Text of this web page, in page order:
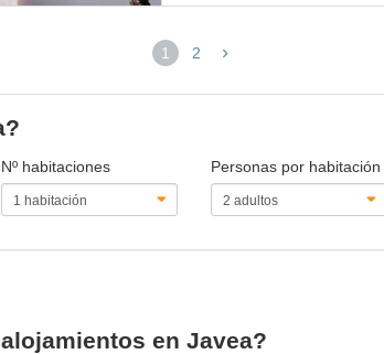
1
(página
2
Nº habitaciones
Personas por habitación
en Javea?